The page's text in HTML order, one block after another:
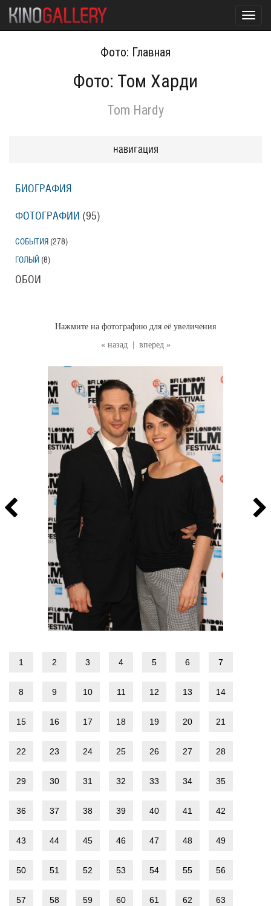
Фото: Главная
Фото: Том Харди
Tom Hardy
« назад вперед »
Нажмите на фотографию для её увеличения
1 2 3 4 5 6 7
8 9 10 11 12 13 14
15 16 17 18 19 20 21
22 23 24 25 26 27 28
29 30 31 32 33 34 35
36 37 38 39 40 41 42
43 44 45 46 47 48 49
50 51 52 53 54 55 56
57 58 59 60 61 62 63
навигация
БИОГРАФИЯ
ФОТОГРАФИИ (95)
СОБЫТИЯ (278)
ГОЛЫЙ (8)
ОБОИ